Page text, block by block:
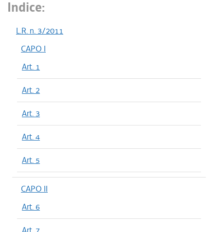
Indice:
L.R. n. 3/2011
CAPO I
Art. 1
Art. 2
Art. 3
Art. 4
Art. 5
CAPO II
Art. 6